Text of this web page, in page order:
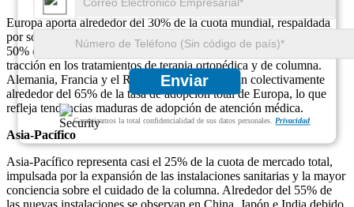
Enviar
Garantizamos la total confidencialidad de sus datos personales.Privacidad
Europa aporta alrededor del 30% de la cuota mundial, respaldada
por sólidas redes de fisioterapia y centros de rehabilitación. Más del
50% de los hospitales de Europa occidental han integrado sillas de
tracción en los tratamientos de terapia ortopédica y de columna.
Alemania, Francia y el Reino Unido representan colectivamente
alrededor del 65% de la tasa de adopción total de Europa, lo que
refleja tendencias maduras de adopción de atención médica.
Asia-Pacífico
Asia-Pacífico representa casi el 25% de la cuota de mercado total,
impulsada por la expansión de las instalaciones sanitarias y la mayor
conciencia sobre el cuidado de la columna. Alrededor del 55% de